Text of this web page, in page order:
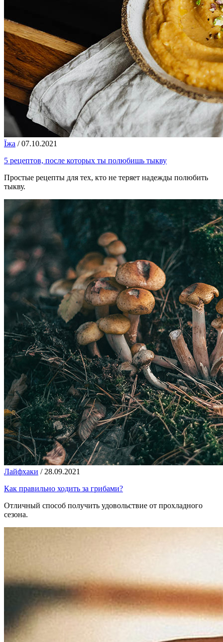
Їжа / 07.10.2021
5 рецептов, после которых ты полюбишь тыкву
Простые рецепты для тех, кто не теряет надежды полюбить
тыкву.
Лайфхаки / 28.09.2021
Как правильно ходить за грибами?
Отличный способ получить удовольствие от прохладного
сезона.